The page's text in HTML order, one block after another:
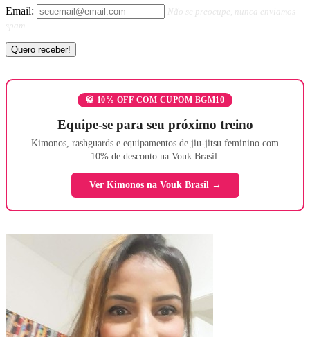
Email:
Não se preocupe, nunca enviamos
spam
🥋 10% OFF COM CUPOM BGM10
Equipe-se para seu próximo treino
Kimonos, rashguards e equipamentos de jiu-jitsu feminino com
10% de desconto na Vouk Brasil.
Ver Kimonos na Vouk Brasil →